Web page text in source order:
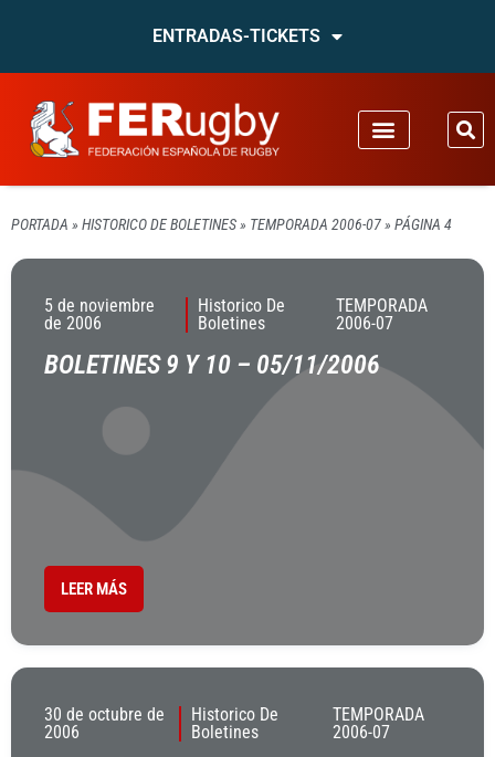
ENTRADAS-TICKETS
PORTADA » HISTORICO DE BOLETINES» TEMPORADA 2006-07» PÁGINA 4
5 de noviembre
de 2006
Historico De
Boletines
TEMPORADA
2006-07
BOLETINES 9 Y 10 – 05/11/2006
LEER MÁS
30 de octubre de
2006
Historico De
Boletines
TEMPORADA
2006-07